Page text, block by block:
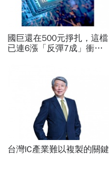
國巨還在500元掙扎，這檔
已連6漲「反彈7成」衝千
台灣IC產業難以複製的關鍵